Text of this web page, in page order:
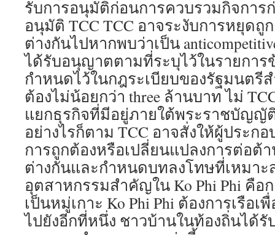
รับการอนุมัติก่อนการควบรวมกิจการ
อนุมัติ TCC TCC อาจระงับการหยุดถู
ต่างกันไปหากพบว่าเป็น
ได้รับอนุญาตตามที่ระบุไว้ในรายกา
กำหนดไว้ในกฎระเบียบของรัฐมนตรี
ต้องไม่น้อยกว่า three ล้านบาท ไม่
แยกธุรกิจที่มีอยู่ภายใต้พระราชบัญญั
อย่างไรก็ตาม TCC อาจสั่งให้ผู้ประก
การถูกต้องหรือเปลี่ยนแปลงการต่อต้
ต่างกันและกำหนดบทลงโทษที่เหมา
อุตสาหกรรมสำคัญใน Ko Phi Phi คือ
เป็นหมู่เกาะ Ko Phi Phi ต้องการเรือ
ไปยังอีกที่หนึ่ง ชาวบ้านในท้องถิ่นได้